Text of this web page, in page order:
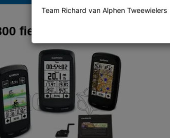
fietsbundel
Team Richard van Alphen Tweewielers